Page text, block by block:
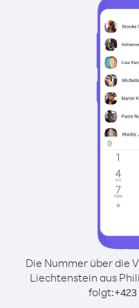
Die Nummer über die
Liechtenstein aus
folgt:+423